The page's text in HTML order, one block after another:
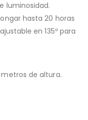
luminosidad.
hasta 20 horas
en 135º para
de altura.